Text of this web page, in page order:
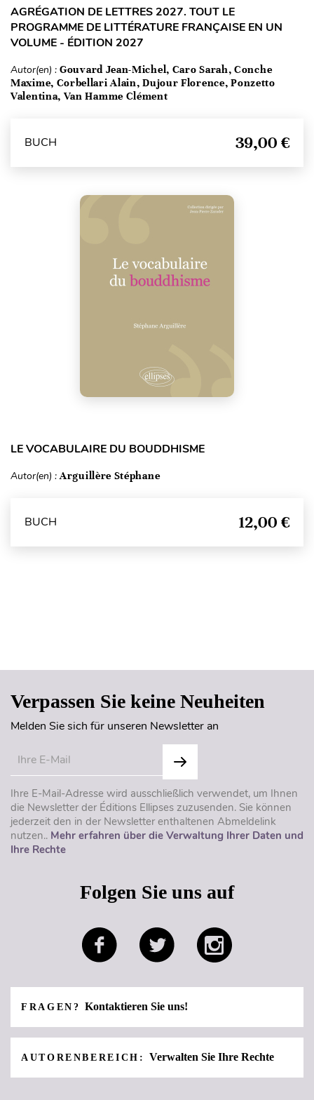
AGRÉGATION DE LETTRES 2027. TOUT LE
PROGRAMME DE LITTÉRATURE FRANÇAISE EN UN
VOLUME - ÉDITION 2027
Autor(en) : Gouvard Jean-Michel, Caro Sarah, Conche
Maxime, Corbellari Alain, Dujour Florence, Ponzetto
Valentina, Van Hamme Clément
BUCH 39,00 €
LE VOCABULAIRE DU BOUDDHISME
Autor(en) :Arguillère Stéphane
BUCH 12,00 €
Verpassen Sie keine Neuheiten
Melden Sie sich für unseren Newsletter an
Ihre E-Mail-Adresse wird ausschließlich verwendet, um Ihnen
die Newsletter der Éditions Ellipses zuzusenden. Sie können
jederzeit den in der Newsletter enthaltenen Abmeldelink
nutzen.. Mehr erfahren über die Verwaltung Ihrer Daten und
Ihre Rechte
Folgen Sie uns auf
FRAGEN? Kontaktieren Sie uns!
AUTORENBEREICH: Verwalten Sie Ihre Rechte